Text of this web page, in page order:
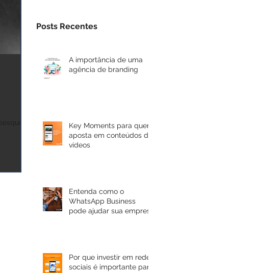
Posts Recentes
A importância de uma
agência de branding
Key Moments para quem
aposta em conteúdos de
vídeos
Entenda como o
WhatsApp Business
pode ajudar sua empresa
Por que investir em redes
sociais é importante para